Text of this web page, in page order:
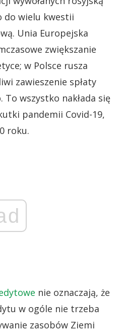
do wielu kwestii
Unia Europejska
zwiększanie
w Polsce rusza
zawieszenie spłaty
wszystko nakłada się
pandemii Covid-19,
roku.
nie oznaczają, że
w ogóle nie trzeba
zasobów Ziemi